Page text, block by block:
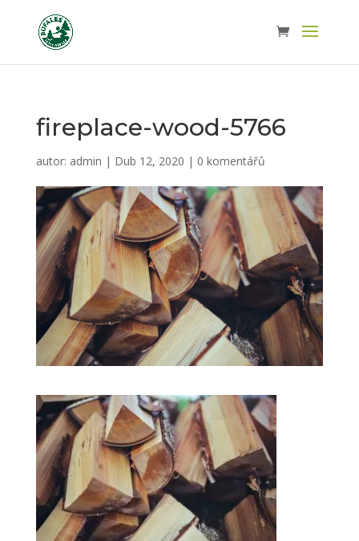
fireplace-wood-5766
autor: admin | Dub 12, 2020 | 0 komentářů